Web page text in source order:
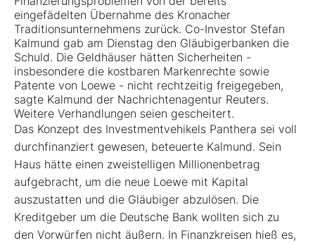
eingefädelten Übernahme des Kronacher
Traditionsunternehmens zurück. Co-Investor Stefan
Kalmund gab am Dienstag den Gläubigerbanken die
Schuld. Die Geldhäuser hätten Sicherheiten -
insbesondere die kostbaren Markenrechte sowie
Patente von Loewe - nicht rechtzeitig freigegeben,
sagte Kalmund der Nachrichtenagentur Reuters.
Weitere Verhandlungen seien gescheitert.
Das Konzept des Investmentvehikels Panthera sei voll
durchfinanziert gewesen, beteuerte Kalmund. Sein
Haus hätte einen zweistelligen Millionenbetrag
aufgebracht, um die neue Loewe mit Kapital
auszustatten und die Gläubiger abzulösen. Die
Kreditgeber um die Deutsche Bank wollten sich zu
den Vorwürfen nicht äußern. In Finanzkreisen hieß es,